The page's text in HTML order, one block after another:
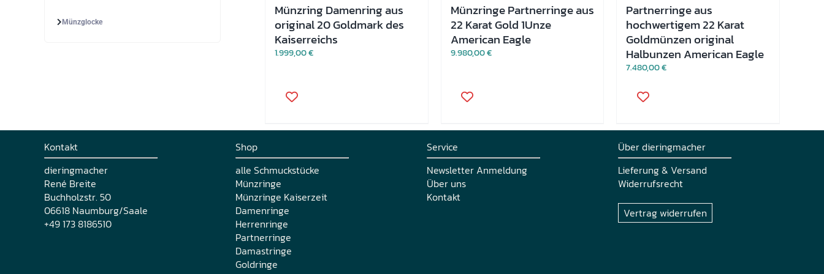
Münzring Damenring aus
original 20 Goldmark des
Kaiserreichs
1.999,00€
Produkt
Varianten
können
auf
der
Produktseite
werden
Münzringe Partnerringe aus
22 Karat Gold 1Unze
American Eagle
9.980,00€
Produkt
Varianten
Die
können
auf
der
Partnerringe aus
hochwertigem 22 Karat
Goldmünzen original
Halbunzen American Eagle
7.480,00€
Produkt
Varianten
auf.
Die
können
auf
Produktseite
gewählt
Münzglocke
Kontakt
dieringmacher
René Breite
Buchholzstr. 50
06618 Naumburg/Saale
+49 173 8186510
Shop
alle Schmuckstücke
Münzringe
Münzringe Kaiserzeit
Damenringe
Herrenringe
Partnerringe
Damastringe
Goldringe
Service
Newsletter Anmeldung
Über uns
Kontakt
Über dieringmacher
Lieferung & Versand
Widerrufsrecht
Vertrag widerrufen